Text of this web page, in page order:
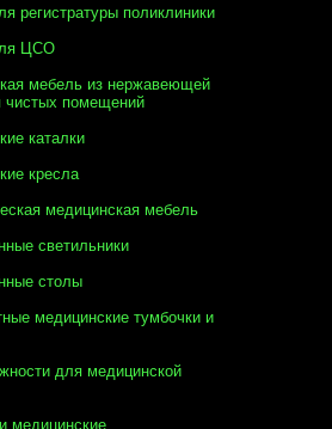
регистратуры поликлиники
ЦСО
мебель из нержавеющей
чистых помещений
каталки
кресла
медицинская мебель
светильники
столы
медицинские тумбочки и
для медицинской
медицинские